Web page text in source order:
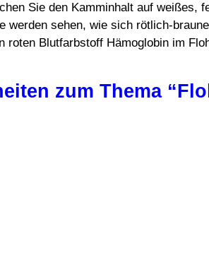
Sie den Kamminhalt auf weißes,
werden sehen, wie sich rötlich-
roten Blutfarbstoff Hämoglobin im
zum Thema